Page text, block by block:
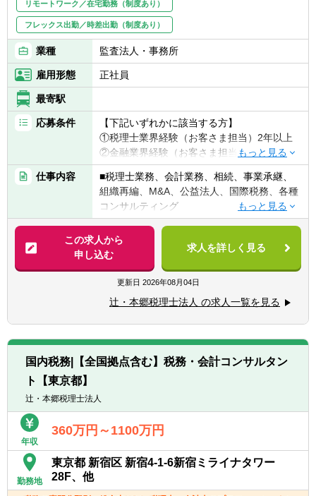
リモートワーク／在宅勤務（制度あり）
フレックス出勤／時差出勤（制度あり）
業種 監査法人・事務所
雇用形態 正社員
最寄駅
応募条件
【下記いずれかに該当する方】
①税理士業界経験（お客さま担当）2年以上
②金融業界経験（お客さま担当）3年以上
③社会人経験（業界等問わず）2年以上 か
つ 税理士科目1科目以上の取得者
④税理士
⑤公認会計士
※税務業務未経験会計士の方も歓迎いたしま
す！！
【求める人物像】
■税務・会計にとどまらず、総合的な観点か
ら経営コンサルティングに携りたい方
仕事内容
■税理士業務、会計業務、相続、事業承継、
組織再編、M&A、公益法人、国際税務、各種
コンサルティング
【法人全体の特色】
■業界トップレベルの規模でお客様に対して
サービス提供しています。
■チーム連携：税理士、公認会計士、中小企
業診断士など、税務・会計に関わる様々な分
野のエキスパートが集結し、案件によって
は、互いにチームを組んで業務を進めること
があります。
■広範囲な取扱業務
一般企業をはじめ、医療法人、公益法人、社
と幅広いお客様に対して、税務・会計サービ
スを提供しています。
この求人から
申し込む
求人を詳しく見る
更新日 2026年08月04日
辻・本郷税理士法人 の求人一覧を見る
国内税務|【全国拠点含む】税務・会計コンサルタン
ト【東京都】
辻・本郷税理士法人
年収
360万円～1100万円
勤務地
東京都 新宿区 新宿4-1-6新宿ミライナタワー
28F、他